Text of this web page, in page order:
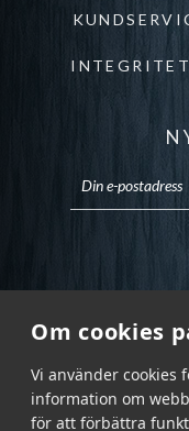
Om cookies
Vi använder cookies
information om
för att förbättra
INTEGRITET